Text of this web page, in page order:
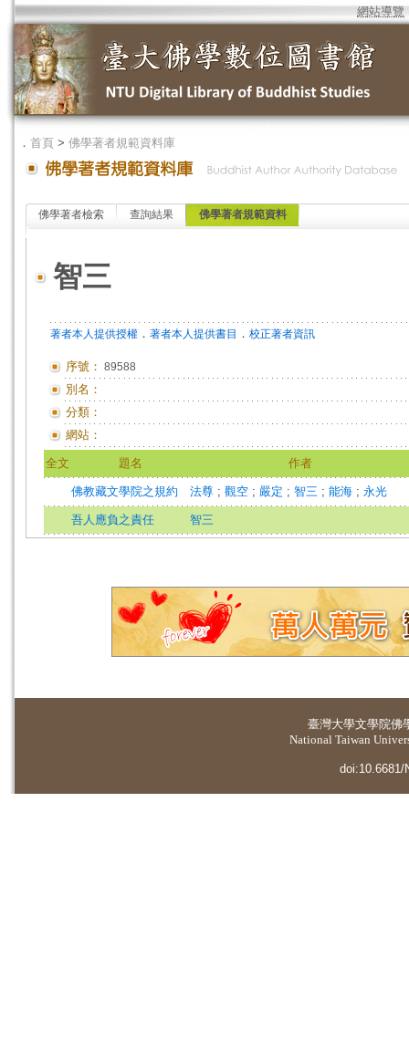
網站導覽
． 首頁 > 佛學著者規範資料庫
佛學著者檢索 查詢結果 佛學著者規範資料
智三
著者本人提供授權 ． 著者本人提供書目 ． 校正著者資訊
序號： 89588
別名：
分類：
網站：
全文 題名 作者
佛教藏文學院之規約 法尊 ; 觀空 ; 嚴定 ; 智三 ; 能海 ; 永光
吾人應負之責任 智三
臺灣大學文學院佛
National Taiwan
doi:10.6681/